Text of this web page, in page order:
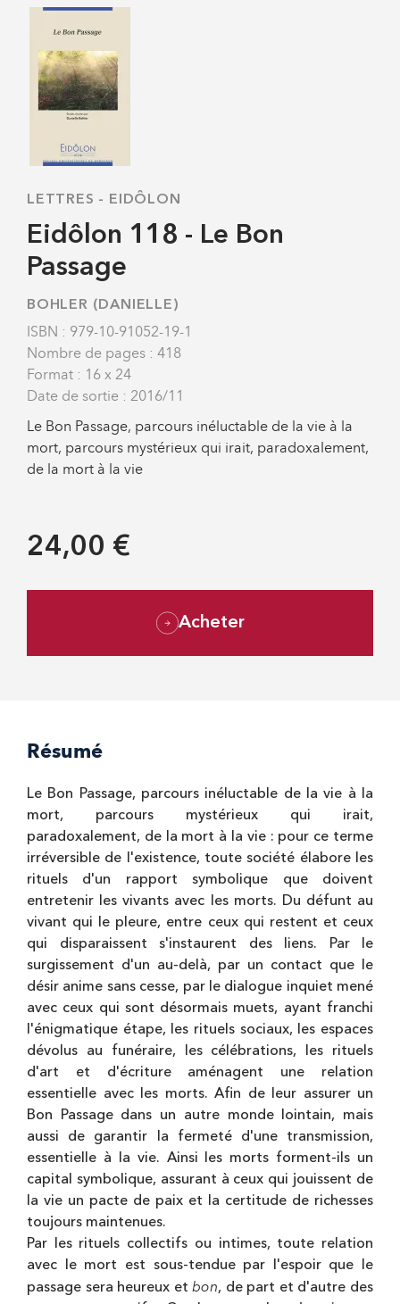
LETTRES - EIDÔLON
Eidôlon 118 - Le Bon
Passage
BOHLER (DANIELLE)
ISBN : 979-10-91052-19-1
Nombre de pages : 418
Format : 16 x 24
Date de sortie : 2016/11
Le Bon Passage, parcours inéluctable de la vie à la
mort, parcours mystérieux qui irait, paradoxalement,
de la mort à la vie
24,00 €
Acheter
Résumé
Le Bon Passage, parcours inéluctable de la vie à la
mort, parcours mystérieux qui irait,
paradoxalement, de la mort à la vie : pour ce terme
irréversible de l'existence, toute société élabore les
rituels d'un rapport symbolique que doivent
entretenir les vivants avec les morts. Du défunt au
vivant qui le pleure, entre ceux qui restent et ceux
qui disparaissent s'instaurent des liens. Par le
surgissement d'un au-delà, par un contact que le
désir anime sans cesse, par le dialogue inquiet mené
avec ceux qui sont désormais muets, ayant franchi
l'énigmatique étape, les rituels sociaux, les espaces
dévolus au funéraire, les célébrations, les rituels
d'art et d'écriture aménagent une relation
essentielle avec les morts. Afin de leur assurer un
Bon Passage dans un autre monde lointain, mais
aussi de garantir la fermeté d'une transmission,
essentielle à la vie. Ainsi les morts forment-ils un
capital symbolique, assurant à ceux qui jouissent de
la vie un pacte de paix et la certitude de richesses
toujours maintenues.
Par les rituels collectifs ou intimes, toute relation
avec le mort est sous-tendue par l'espoir que le
passage sera heureux etbon, de part et d'autre des